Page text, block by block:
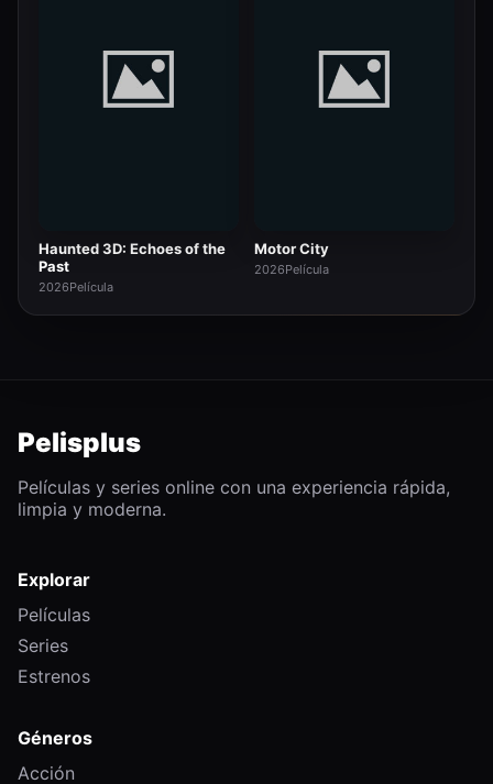
Haunted 3D: Echoes of the
Past
2026Película
Motor City
2026Película
Pelisplus
Películas y series online con una experiencia rápida,
limpia y moderna.
Explorar
Películas
Series
Estrenos
Géneros
Acción